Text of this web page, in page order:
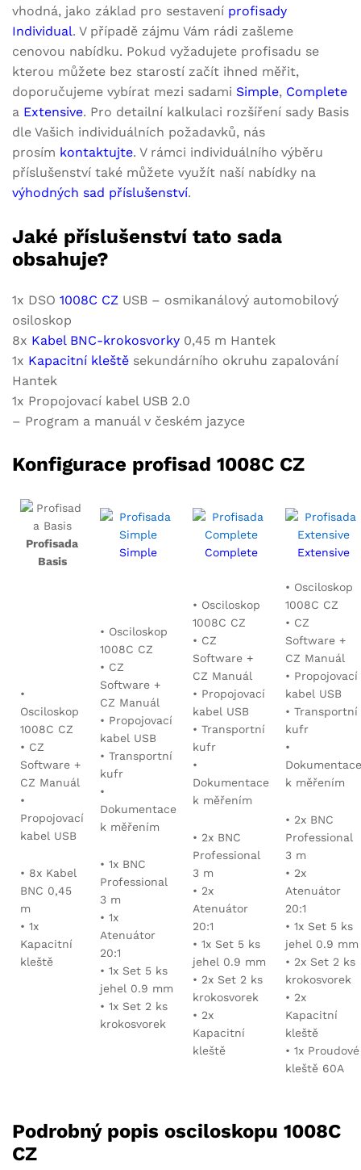
vhodná, jako základ pro sestavení profisady
Individual. V případě zájmu Vám rádi zašleme
cenovou nabídku. Pokud vyžadujete profisadu se
kterou můžete bez starostí začít ihned měřit,
doporučujeme vybírat mezi sadami Simple, Complete
a Extensive. Pro detailní kalkulaci rozšíření sady Basis
dle Vašich individuálních požadavků, nás
prosím kontaktujte. V rámci individuálního výběru
příslušenství také můžete využít naší nabídky na
výhodných sad příslušenství.
Jaké příslušenství tato sada
obsahuje?
1x DSO 1008C CZ USB – osmikanálový automobilový
osiloskop
8x Kabel BNC-krokosvorky 0,45 m Hantek
1x Kapacitní kleště sekundárního okruhu zapalování
Hantek
1x Propojovací kabel USB 2.0
– Program a manuál v českém jazyce
Konfigurace profisad 1008C CZ
Profisada
Basis
Simple Complete Extensive
•
Osciloskop
1008C CZ
• CZ
Software +
CZ Manuál
•
Propojovací
kabel USB
• 8x Kabel
BNC 0,45
m
• 1x
Kapacitní
kleště
• Osciloskop
1008C CZ
• CZ
Software +
CZ Manuál
• Propojovací
kabel USB
• Transportní
kufr
•
Dokumentace
k měřením
• 1x BNC
Professional
3 m
• 1x
Atenuátor
20:1
• 1x Set 5 ks
jehel 0.9 mm
• 1x Set 2 ks
krokosvorek
• Osciloskop
1008C CZ
• CZ
Software +
CZ Manuál
• Propojovací
kabel USB
• Transportní
kufr
•
Dokumentace
k měřením
• 2x BNC
Professional
3 m
• 2x
Atenuátor
20:1
• 1x Set 5 ks
jehel 0.9 mm
• 2x Set 2 ks
krokosvorek
• 2x
Kapacitní
kleště
• Osciloskop
1008C CZ
• CZ
Software +
CZ Manuál
• Propojovací
kabel USB
• Transportní
kufr
•
Dokumentace
k měřením
• 2x BNC
Professional
3 m
• 2x
Atenuátor
20:1
• 1x Set 5 ks
jehel 0.9 mm
• 2x Set 2 ks
krokosvorek
• 2x
Kapacitní
kleště
• 1x Proudové
kleště 60A
Podrobný popis osciloskopu 1008C
CZ